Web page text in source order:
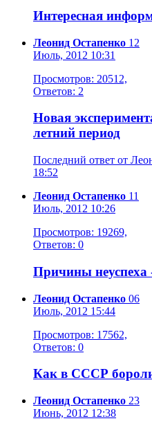
Интересная
Леонид Остапенко 12
Июль, 2012 10:31
Просмотров: 20512,
Ответов: 2
Новая
летний период
Последний ответ от
18:52
Леонид Остапенко 11
Июль, 2012 10:26
Просмотров: 19269,
Ответов: 0
Причины неуспеха
Леонид Остапенко 06
Июль, 2012 15:44
Просмотров: 17562,
Ответов: 0
Как в СССР
Леонид Остапенко 23
Июнь, 2012 12:38